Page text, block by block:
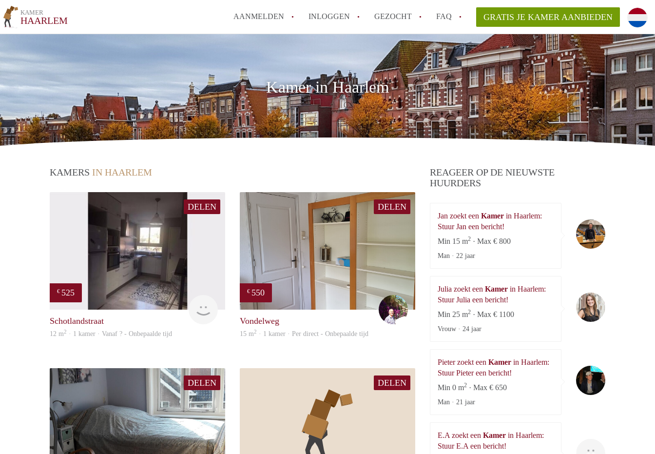
KAMER
HAARLEM AANMELDEN INLOGGEN GEZOCHT FAQ
How to translate KamerHaarlem!
Wat is KamerHaarlem?
Wat is de privacyverklaring van KamerHaarlem?
Berekent KamerHaarlem makelaarsvergoeding/bemiddelingsvergoeding?
Is KamerHaarlem verantwoordelijk voor de aangeboden Kamer / Kamers in
Haarlem?
Alle veelgestelde vragen
GRATIS JE KAMER AANBIEDEN
Kamer in Haarlem
KAMERS IN HAARLEM
DELEN
€ 525
Schotlandstraat
12 m2 · 1 kamer · Vanaf ? - Onbepaalde tijd
DELEN
€ 550
edward
Vondelweg
15 m2 · 1 kamer · Per direct - Onbepaalde tijd
DELEN DELEN
REAGEER OP DE NIEUWSTE
HUURDERS
Jan zoekt een Kamer in Haarlem:
Stuur Jan een bericht!
Min 15 m2 · Max € 800
Man · 22 jaar
Julia zoekt een Kamer in Haarlem:
Stuur Julia een bericht!
Min 25 m2 · Max € 1100
Vrouw · 24 jaar
Pieter zoekt een Kamer in Haarlem:
Stuur Pieter een bericht!
Min 0 m2 · Max € 650
Man · 21 jaar
E.A zoekt een Kamer in Haarlem:
Stuur E.A een bericht!